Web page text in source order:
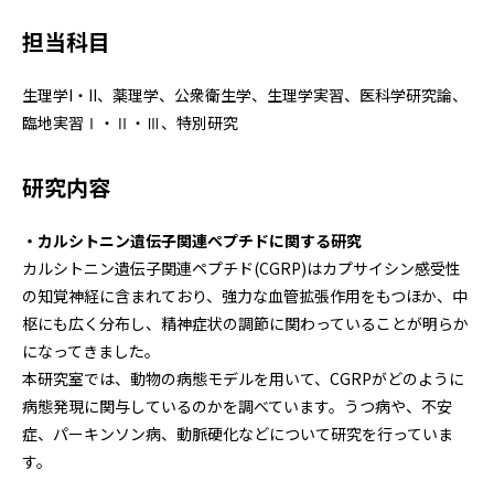
担当科目
生理学I・II、薬理学、公衆衛生学、生理学実習、医科学研究論、
臨地実習Ⅰ・Ⅱ・Ⅲ、特別研究
研究内容
・カルシトニン遺伝子関連ペプチドに関する研究
カルシトニン遺伝子関連ペプチド(CGRP)はカプサイシン感受性
の知覚神経に含まれており、強力な血管拡張作用をもつほか、中
枢にも広く分布し、精神症状の調節に関わっていることが明らか
になってきました。
本研究室では、動物の病態モデルを用いて、CGRPがどのように
病態発現に関与しているのかを調べています。うつ病や、不安
症、パーキンソン病、動脈硬化などについて研究を行っていま
す。